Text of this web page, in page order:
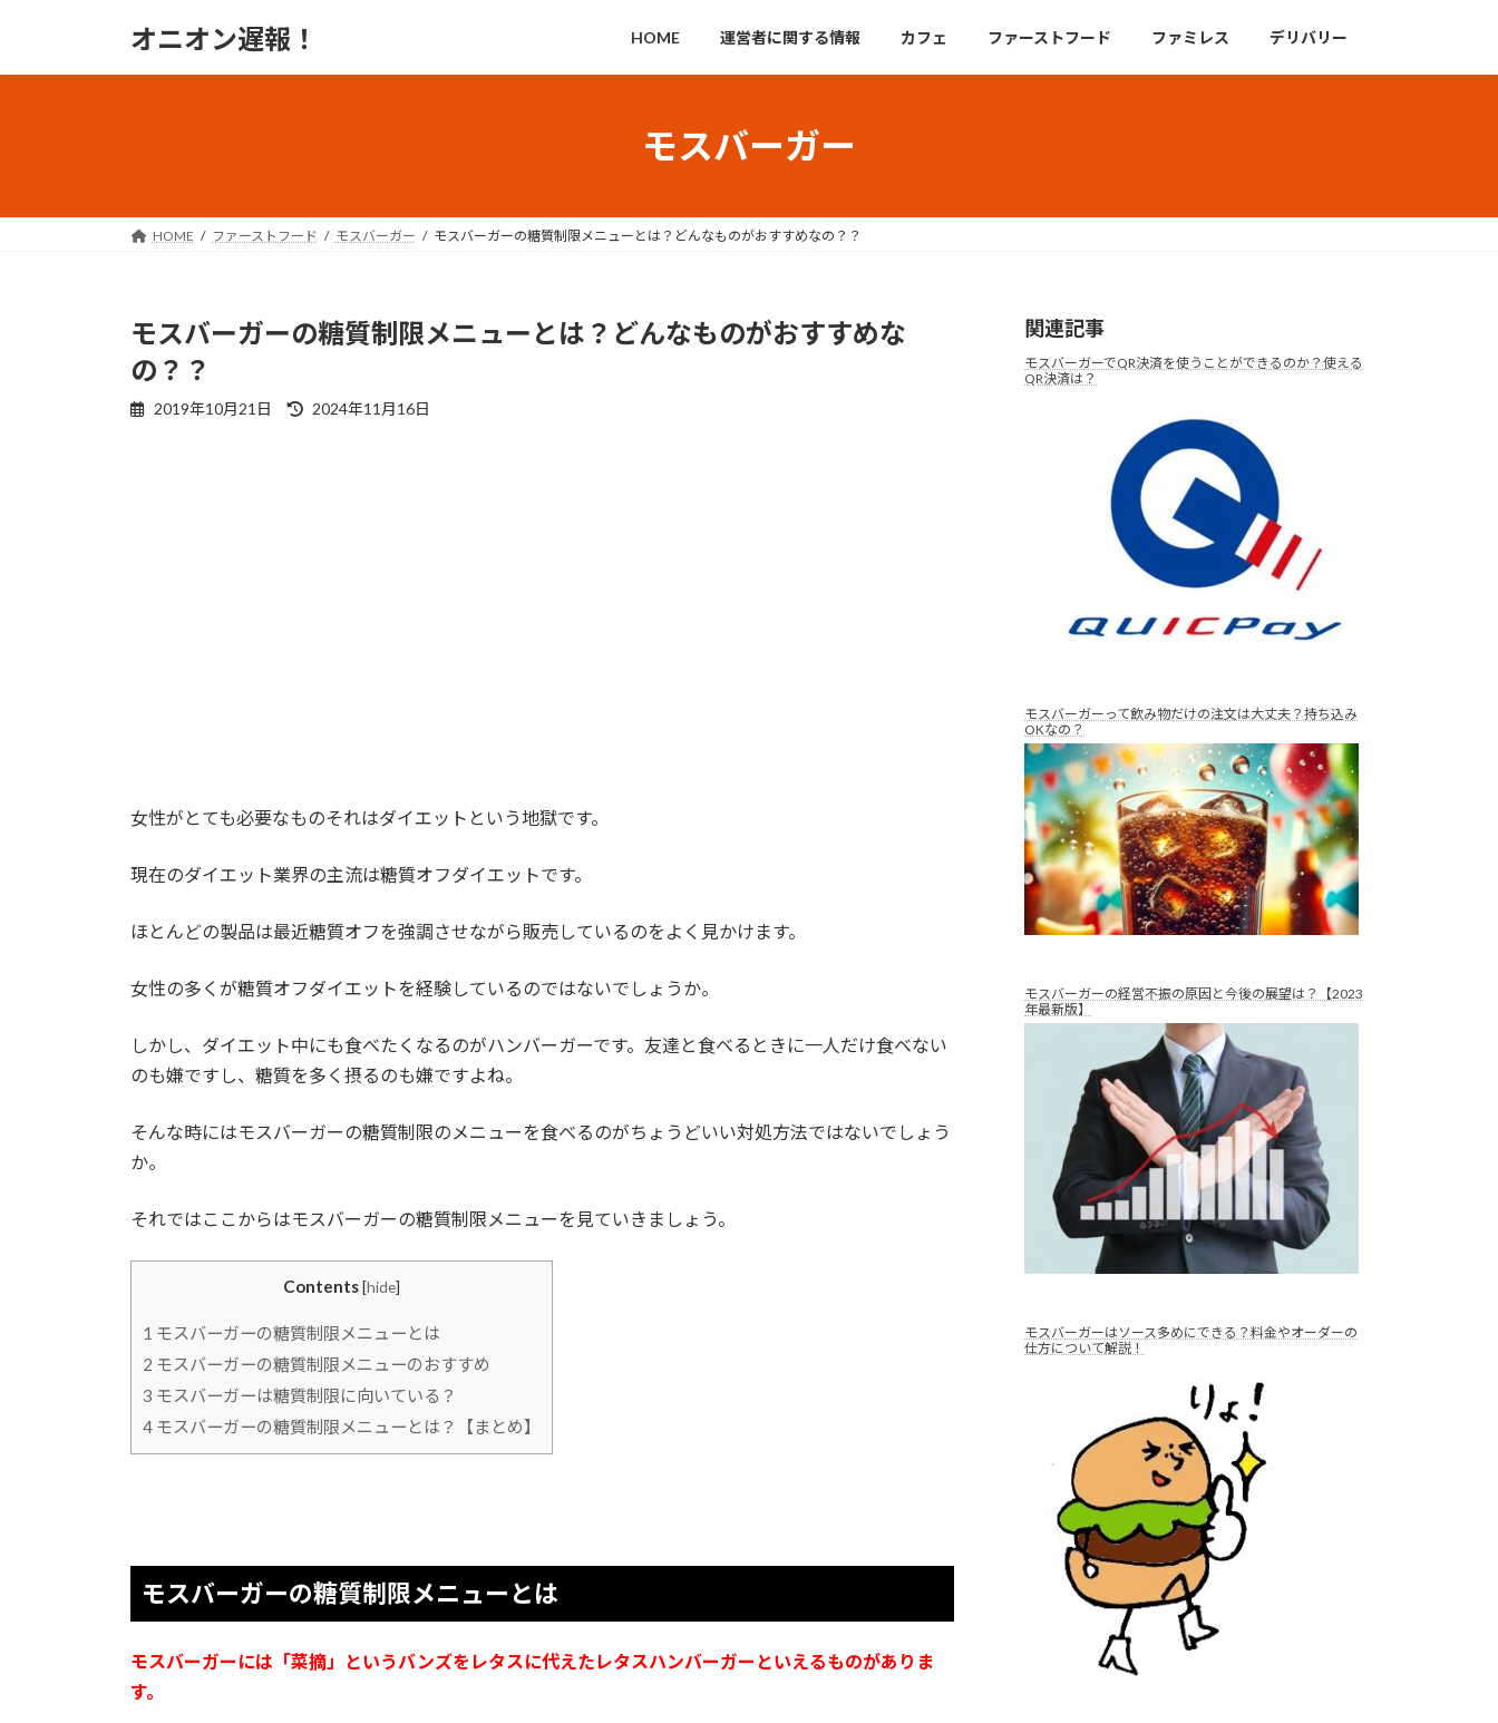
オニオン遅報！ HOME 運営者に関する情報 カフェ ファーストフード ファミレス デリバリー
モスバーガー
HOME ファーストフード モスバーガー モスバーガーの糖質制限メニューとは？どんなものがおすすめなの？？
モスバーガーの糖質制限メニューとは？どんなものがおすすめな
の？？
2019年10月21日
最
2024年11月16日
女性がとても必要なものそれはダイエットという地獄です。
現在のダイエット業界の主流は糖質オフダイエットです。
ほとんどの製品は最近糖質オフを強調させながら販売しているのをよく見かけます。
女性の多くが糖質オフダイエットを経験しているのではないでしょうか。
しかし、ダイエット中にも食べたくなるのがハンバーガーです。友達と食べるときに一人だけ食べない
のも嫌ですし、糖質を多く摂るのも嫌ですよね。
そんな時にはモスバーガーの糖質制限のメニューを食べるのがちょうどいい対処方法ではないでしょう
か。
それではここからはモスバーガーの糖質制限メニューを見ていきましょう。
Contents[hide]
1 モスバーガーの糖質制限メニューとは
2 モスバーガーの糖質制限メニューのおすすめ
3 モスバーガーは糖質制限に向いている？
4 モスバーガーの糖質制限メニューとは？【まとめ】
モスバーガーの糖質制限メニューとは
モスバーガーには「菜摘」というバンズをレタスに代えたレタスハンバーガーといえるものがありま
す。
関連記事
モスバーガーでQR決済を使うことができるのか？使える
QR決済は？
モスバーガーって飲み物だけの注文は大丈夫？持ち込み
OKなの？
モスバーガーの経営不振の原因と今後の展望は？【2023
年最新版】
モスバーガーはソース多めにできる？料金やオーダーの
仕方について解説！